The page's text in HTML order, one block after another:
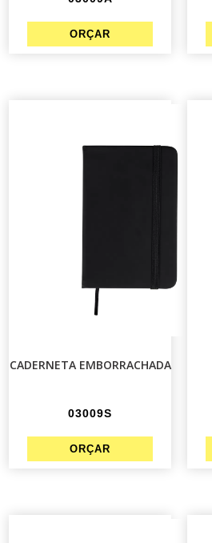
CADERNETA EMBORRACHADA
03009S